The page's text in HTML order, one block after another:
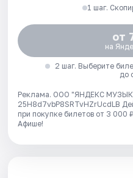
1 шаг.
от
на
2 шаг. Выберите
до
Реклама. ООО "ЯНДЕКС
25H8d7vbP8SRTvHZrUcdLB
при покупке билетов от 3 000
Афише!